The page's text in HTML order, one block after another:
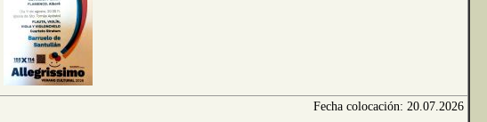
Fecha colocación: 20.07.2026